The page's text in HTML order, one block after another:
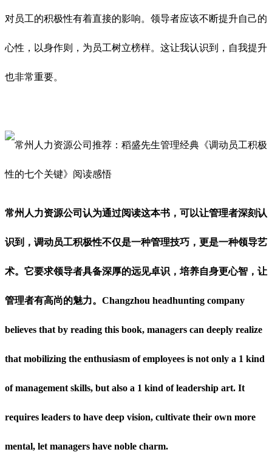
对员工的积极性有着直接的影响。领导者应该不断提升自己的
心性，以身作则，为员工树立榜样。这让我认识到，自我提升
也非常重要。
常州人力资源公司认为通过阅读这本书，可以让管理者深刻认
识到，调动员工积极性不仅是一种管理技巧，更是一种领导艺
术。它要求领导者具备深厚的远见卓识，培养自身更心智，让
管理者有高尚的魅力。 Changzhou headhunting company
believes that by reading this book, managers can deeply realize
that mobilizing the enthusiasm of employees is not only a 1 kind
of management skills, but also a 1 kind of leadership art. It
requires leaders to have deep vision, cultivate their own more
mental, let managers have noble charm.